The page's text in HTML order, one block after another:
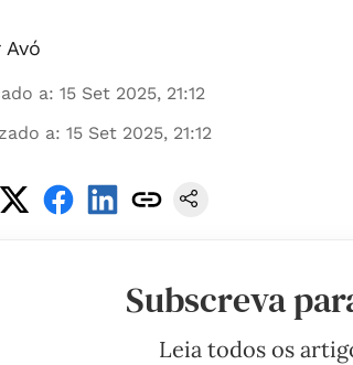
Avó
a: 15 Set 2025, 21:12
a: 15 Set 2025, 21:12
Subscreva
Leia todos os